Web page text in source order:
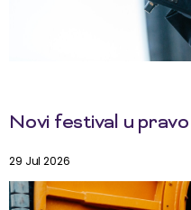
Novi festival u
29 Jul 2026